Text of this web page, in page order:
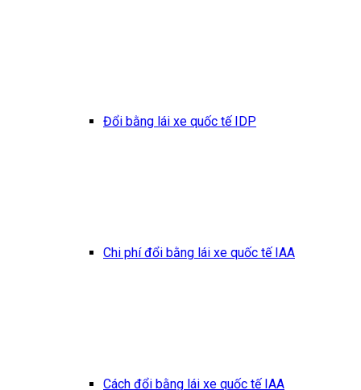
Đổi bằng lái xe quốc tế IDP
Chi phí đổi bằng lái xe quốc tế IAA
Cách đổi bằng lái xe quốc tế IAA